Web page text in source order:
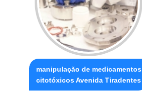
manipulação de medicamentos
citotóxicos Avenida Tiradentes